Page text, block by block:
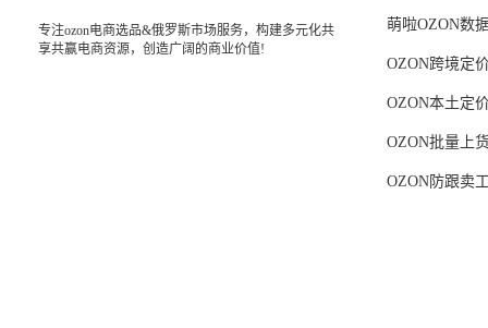
专注ozon电商选品&俄罗斯市场服务，构建多元化共
享共赢电商资源，创造广阔的商业价值!
萌啦OZON数
OZON跨境定
OZON本土定
OZON批量上
OZON防跟卖